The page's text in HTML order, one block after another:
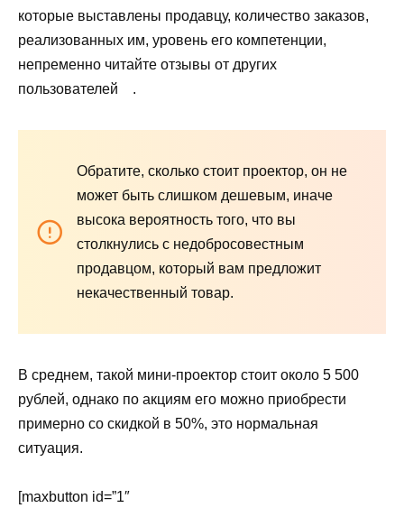
которые выставлены продавцу, количество заказов,
реализованных им, уровень его компетенции,
непременно читайте отзывы от других
пользователей .
Обратите, сколько стоит проектор, он не
может быть слишком дешевым, иначе
высока вероятность того, что вы
столкнулись с недобросовестным
продавцом, который вам предложит
некачественный товар.
В среднем, такой мини-проектор стоит около 5 500
рублей, однако по акциям его можно приобрести
примерно со скидкой в 50%, это нормальная
ситуация.
[maxbutton id=”1″